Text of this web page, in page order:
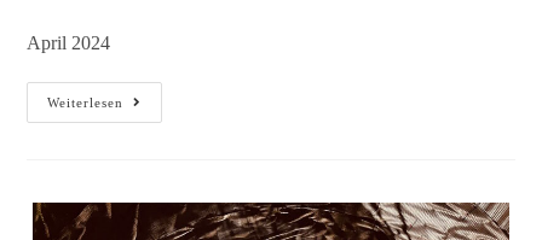
April 2024
Weiterlesen